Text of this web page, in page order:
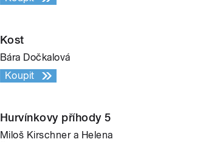
Kost
Bára Dočkalová
Koupit
Hurvínkovy příhody 5
Miloš Kirschner a Helena